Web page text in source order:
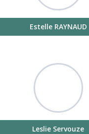
Estelle RAYNAUD
Leslie Servouze